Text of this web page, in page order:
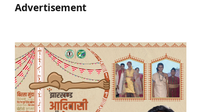
Advertisement